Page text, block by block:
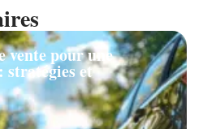
pour une
stratégies et